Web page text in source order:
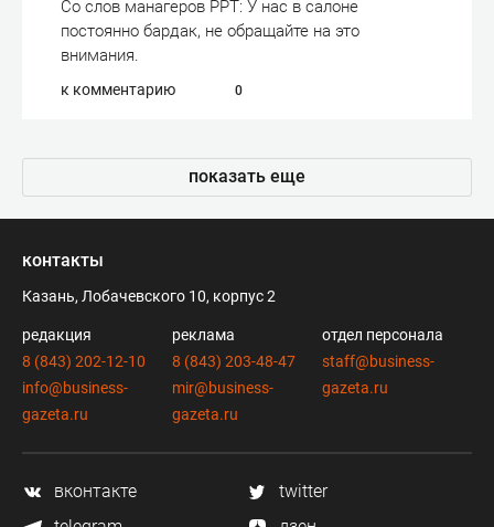
Со слов манагеров РРТ: У нас в салоне
постоянно бардак, не обращайте на это
внимания.
к комментарию 0
показать еще
контакты
Казань, Лобачевского 10, корпус 2
редакция
8 (843) 202-12-10
info@business-
gazeta.ru
реклама
8 (843) 203-48-47
mir@business-
gazeta.ru
отдел персонала
staff@business-
gazeta.ru
вконтакте
twitter